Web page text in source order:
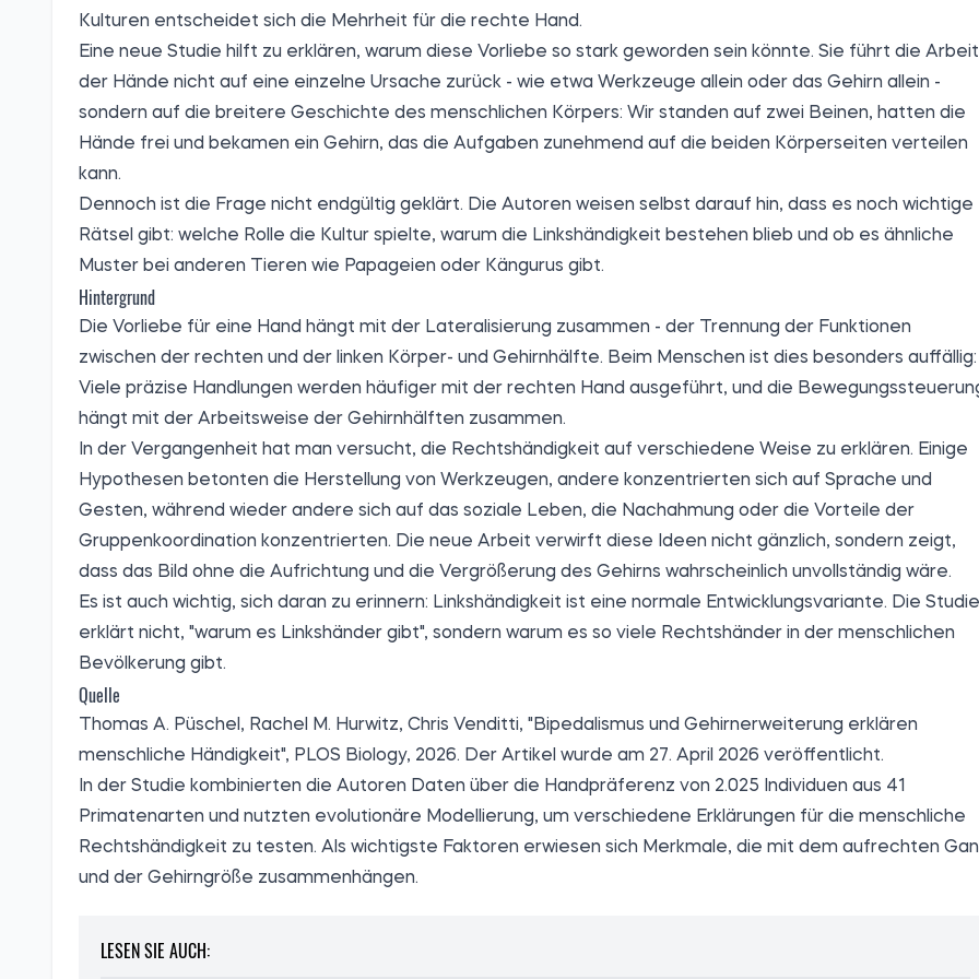
Kulturen entscheidet sich die Mehrheit für die rechte Hand.
Eine neue Studie hilft zu erklären, warum diese Vorliebe so stark geworden sein könnte. Sie führt die Arbeit
der Hände nicht auf eine einzelne Ursache zurück - wie etwa Werkzeuge allein oder das Gehirn allein -
sondern auf die breitere Geschichte des menschlichen Körpers: Wir standen auf zwei Beinen, hatten die
Hände frei und bekamen ein Gehirn, das die Aufgaben zunehmend auf die beiden Körperseiten verteilen
kann.
Dennoch ist die Frage nicht endgültig geklärt. Die Autoren weisen selbst darauf hin, dass es noch wichtige
Rätsel gibt: welche Rolle die Kultur spielte, warum die Linkshändigkeit bestehen blieb und ob es ähnliche
Muster bei anderen Tieren wie Papageien oder Kängurus gibt.
Hintergrund
Die Vorliebe für eine Hand hängt mit der Lateralisierung zusammen - der Trennung der Funktionen
zwischen der rechten und der linken Körper- und Gehirnhälfte. Beim Menschen ist dies besonders auffällig:
Viele präzise Handlungen werden häufiger mit der rechten Hand ausgeführt, und die
hängt mit der Arbeitsweise der Gehirnhälften zusammen.
In der Vergangenheit hat man versucht, die Rechtshändigkeit auf verschiedene Weise zu erklären. Einige
Hypothesen betonten die Herstellung von Werkzeugen, andere konzentrierten sich auf Sprache und
Gesten, während wieder andere sich auf das soziale Leben, die Nachahmung oder die Vorteile der
Gruppenkoordination konzentrierten. Die neue Arbeit verwirft diese Ideen nicht gänzlich, sondern zeigt,
dass das Bild ohne die Aufrichtung und die Vergrößerung des Gehirns wahrscheinlich unvollständig wäre.
Es ist auch wichtig, sich daran zu erinnern: Linkshändigkeit ist eine normale Entwicklungsvariante. Die Studie
erklärt nicht, "warum es Linkshänder gibt", sondern warum es so viele Rechtshänder in der menschlichen
Bevölkerung gibt.
Quelle
Thomas A. Püschel, Rachel M. Hurwitz, Chris Venditti, "Bipedalismus und Gehirnerweiterung erklären
menschliche Händigkeit", PLOS Biology, 2026. Der Artikel wurde am 27. April 2026 veröffentlicht.
In der Studie kombinierten die Autoren Daten über die Handpräferenz von 2.025 Individuen aus 41
Primatenarten und nutzten evolutionäre Modellierung, um verschiedene Erklärungen für die menschliche
Rechtshändigkeit zu testen. Als wichtigste Faktoren erwiesen sich Merkmale, die mit dem aufrechten
und der Gehirngröße zusammenhängen.
LESEN SIE AUCH: